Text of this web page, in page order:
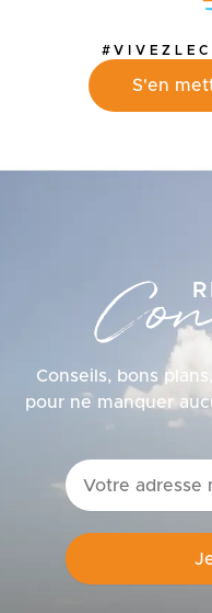
S'en
Conseils, bons
pour ne manquer